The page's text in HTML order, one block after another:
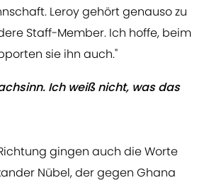
Leroy gehört genauso zu
Staff-Member. Ich hoffe, beim
sie ihn auch."
Ich weiß nicht, was das
gingen auch die Worte
Nübel, der gegen Ghana